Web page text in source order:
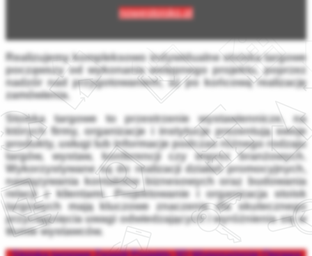
nowestoisko.pl
Realizujemy kompleksowo indywidualne stoiska targowe
począwszy od wykonania wstępnego projektu,poprzez
nadzór nad przygotowaniem,aż po końcową realizację
zamówienia.
Stoiska targoweto przestrzenie wystawiennicze, na
których firmy, organizacje i instytucje prezentują swoje
produkty, usługi lub informacje podczas różnego rodzaju
targów, wystaw, konferencji czy imprez branżowych.
Wykorzystywane są do realizacji działań promocyjnych,
nawiązywania kontaktów biznesowych oraz budowania
relacji z klientami. Projektowanie i organizacja stoisk
targowych mają kluczowe znaczenie dla skutecznego
przyciągnięcia uwagi odwiedzających i wyróżnienia się w
tłumie wystawców.